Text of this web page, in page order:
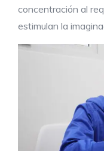
concentración al
estimulan la